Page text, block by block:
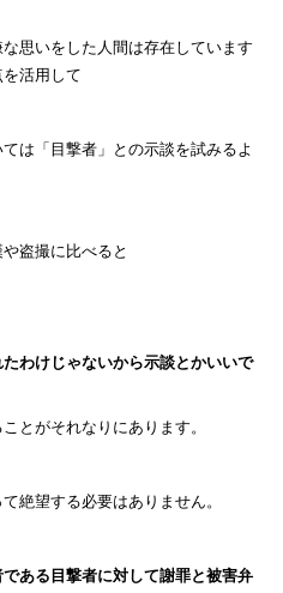
思いをした人間は存在しています
活用して
は「目撃者」との示談を試みるよ
盗撮に比べると
わけじゃないから示談とかいいで
とがそれなりにあります。
絶望する必要はありません。
ある目撃者に対して謝罪と被害弁